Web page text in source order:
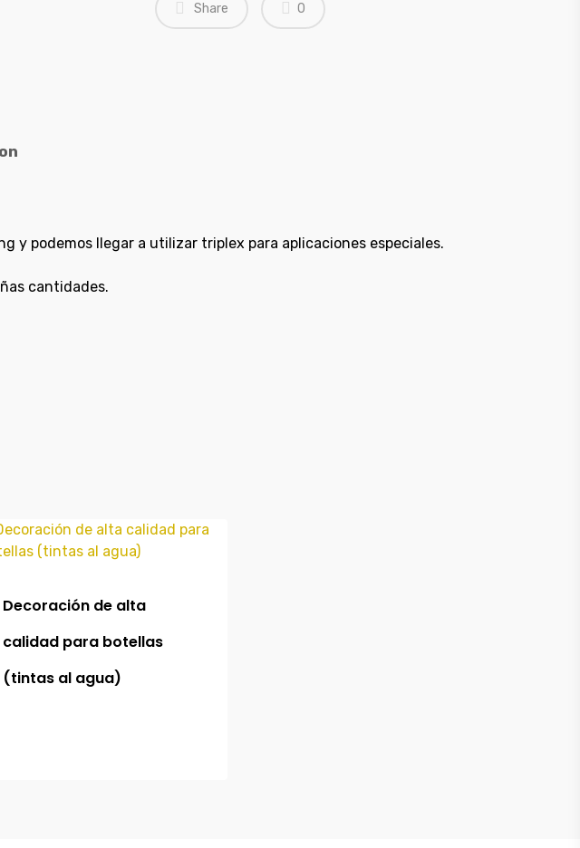
Share 0
y podemos llegar a utilizar triplex para aplicaciones especiales.
cantidades.
Decoración de alta
calidad para botellas
(tintas al agua)